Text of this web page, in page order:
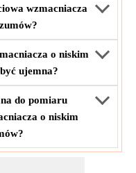
wzmacniacza
o niskim
ujemna?
do pomiaru
o niskim